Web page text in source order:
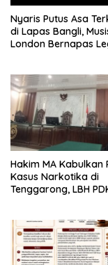
Nyaris Putus Asa
di Lapas Bangli,
London Bernapas
Hakim MA Kabulkan
Kasus Narkotika di
Tenggarong, LBH
Berkeadilan